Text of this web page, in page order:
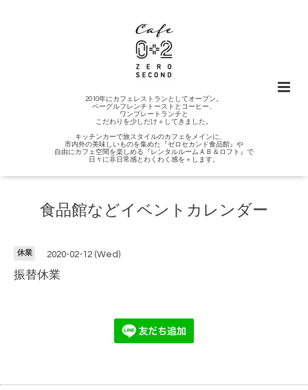
2010年にカフェレストランとしてオープン。
ベーグルフレンチトーストとコーヒー、
ワンプレートランチと
こだわりを少しだけ＋してきました。
キッチンカーで旅スタイルのカフェをメインに、
市内外の美味しいものを集めた『ゼロセカンド食品館』や
自由にカフェ空間を楽しめる『レンタルルームＡＢ＆ロフト』で
日々に非日常感とわくわく感を＋します。
食品館などイベントカレンダー
休業 2020-02-12 (Wed)
振替休業